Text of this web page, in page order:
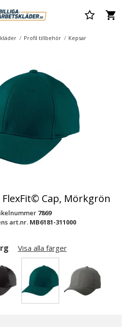
Profil tillbehör Kepsar
Cap, Mörkgrön
7869
art.nr. MB6181-311000
Visa alla färger